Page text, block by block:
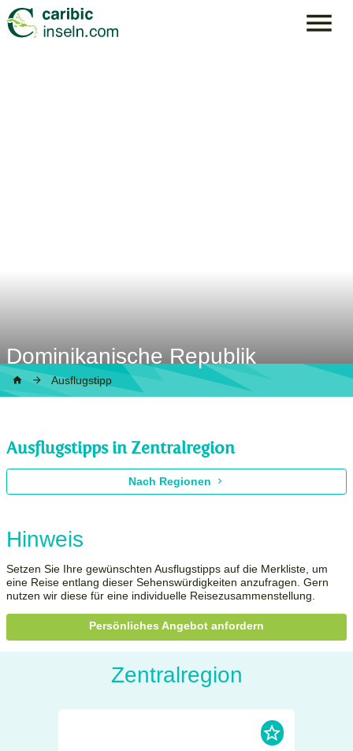
Dominikanische Republik
Ausflugstipp
Ausflugstipps in Zentralregion
Nach Regionen
Hinweis
Setzen Sie Ihre gewünschten Ausflugstipps auf die Merkliste, um
eine Reise entlang dieser Sehenswürdigkeiten anzufragen. Gern
nutzen wir diese für eine individuelle Reisezusammenstellung.
Persönliches Angebot anfordern
Zentralregion